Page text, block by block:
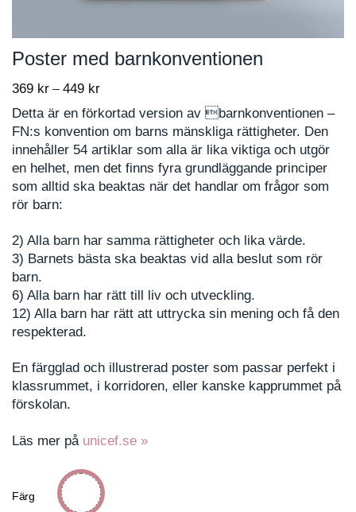
Poster med barnkonventionen
369 kr – 449 krPrice
range:
through
449 kr
Detta är en förkortad version av barnkonventionen –
FN:s konvention om barns mänskliga rättigheter. Den
innehåller 54 artiklar som alla är lika viktiga och utgör
en helhet, men det finns fyra grundläggande principer
som alltid ska beaktas när det handlar om frågor som
rör barn:
2) Alla barn har samma rättigheter och lika värde.
3) Barnets bästa ska beaktas vid alla beslut som rör
barn.
6) Alla barn har rätt till liv och utveckling.
12) Alla barn har rätt att uttrycka sin mening och få den
respekterad.
En färgglad och illustrerad poster som passar perfekt i
klassrummet, i korridoren, eller kanske kapprummet på
förskolan.
Läs mer på unicef.se »
Färg